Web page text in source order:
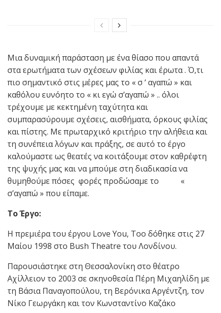
Μια δυναμική παράσταση με ένα θίασο που απαντά
στα ερωτήματα των σχέσεων φιλίας και έρωτα . Ό,τι
πιο σημαντικό στις μέρες μας το « σ ‘ αγαπώ » και
καθόλου ευνόητο το « κι εγώ σ’αγαπώ » .. όλοι
τρέχουμε με κεκτημένη ταχύτητα και
συμπαρασύρουμε σχέσεις, αισθήματα, όρκους φιλίας
και πίστης. Με πρωταρχικό κριτήριο την αλήθεια και
τη συνέπεια λόγων και πράξης, σε αυτό το έργο
καλούμαστε ως θεατές να κοιτάξουμε στον καθρέφτη
της ψυχής μας και να μπούμε στη διαδικασία να
θυμηθούμε πόσες φορές προδώσαμε το «
σ’αγαπώ » που είπαμε.
Το Έργο:
Η πρεμιέρα του έργου Love You, Too δόθηκε στις 27
Μαίου 1998 στο Bush Theatre του Λονδίνου.
Παρουσιάστηκε στη Θεσσαλονίκη στο θέατρο
Αχίλλειον το 2003 σε σκηνοθεσία Πέρη Μιχαηλίδη με
τη Βάσια Παναγοπούλου, τη Βερόνικα Αργέντζη, τον
Νίκο Γεωργάκη και τον Κωνσταντίνο Καζάκο